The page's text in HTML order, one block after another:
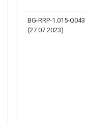
BG-RRP-1.015-Q043
(27.07.2023)